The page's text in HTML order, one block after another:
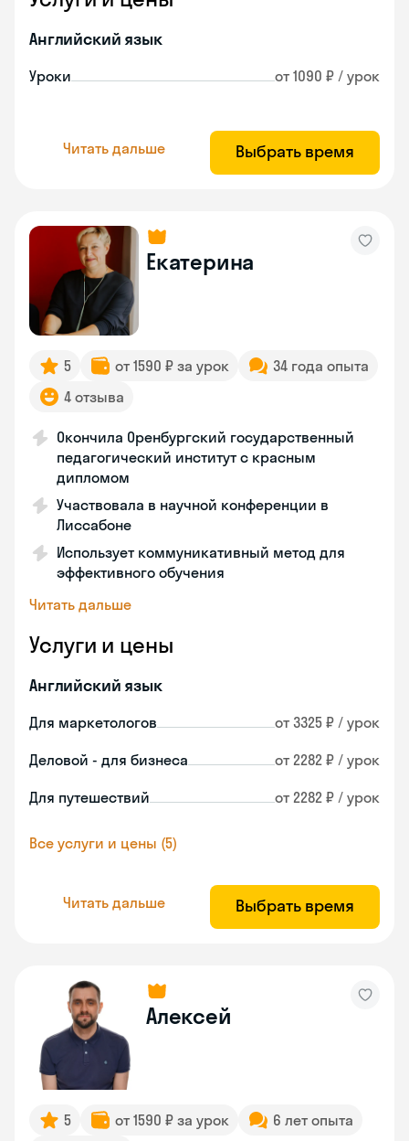
Английский язык
Уроки от 1090 ₽ / урок
Читать дальше Выбрать время
Екатерина
5 от 1590 ₽ за урок
34 года опыта
4 отзыва
Окончила Оренбургский государственный
педагогический институт с красным
дипломом
Участвовала в научной конференции в
Лиссабоне
Использует коммуникативный метод для
эффективного обучения
Читать дальше
Услуги и цены
Английский язык
Для маркетологов от 3325 ₽ / урок
Деловой - для бизнеса от 2282 ₽ / урок
Для путешествий от 2282 ₽ / урок
Все услуги и цены (5)
Читать дальше Выбрать время
Алексей
5 от 1590 ₽ за урок
6 лет опыта